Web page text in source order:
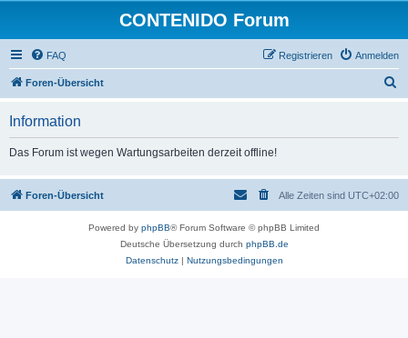
CONTENIDO Forum
FAQ Anmelden
Registrieren
Foren-Übersicht
Information
Das Forum ist wegen Wartungsarbeiten derzeit offline!
Foren-Übersicht Alle Zeiten sind UTC+02:00
Powered by phpBB® Forum Software © phpBB Limited
Deutsche Übersetzung durch phpBB.de
Datenschutz| Nutzungsbedingungen